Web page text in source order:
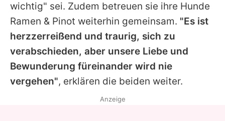
wichtig" sei. Zudem betreuen sie ihre Hunde
Ramen & Pinot weiterhin gemeinsam. "Es ist
herzzerreißend und traurig, sich zu
verabschieden, aber unsere Liebe und
Bewunderung füreinander wird nie
vergehen", erklären die beiden weiter.
Anzeige